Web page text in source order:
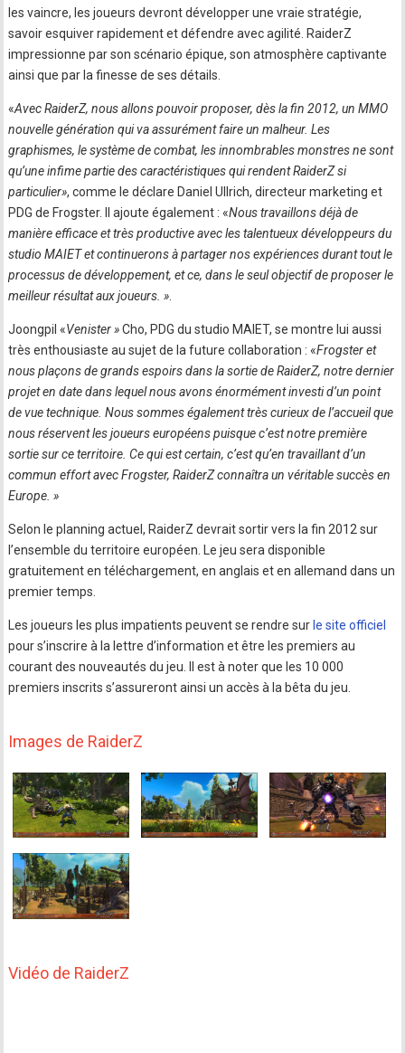
les vaincre, les joueurs devront développer une vraie stratégie,
savoir esquiver rapidement et défendre avec agilité. RaiderZ
impressionne par son scénario épique, son atmosphère captivante
ainsi que par la finesse de ses détails.
«Avec RaiderZ, nous allons pouvoir proposer, dès la fin 2012, un MMO
nouvelle génération qui va assurément faire un malheur. Les
graphismes, le système de combat, les innombrables monstres ne sont
qu’une infime partie des caractéristiques qui rendent RaiderZ si
particulier», comme le déclare Daniel Ullrich, directeur marketing et
PDG de Frogster. Il ajoute également : «Nous travaillons déjà de
manière efficace et très productive avec les talentueux développeurs du
studio MAIET et continuerons à partager nos expériences durant tout le
processus de développement, et ce, dans le seul objectif de proposer le
meilleur résultat aux joueurs. »
Joongpil «Venister »Cho, PDG du studio MAIET, se montre lui aussi
très enthousiaste au sujet de la future collaboration : «Frogster et
nous plaçons de grands espoirs dans la sortie de RaiderZ, notre dernier
projet en date dans lequel nous avons énormément investi d’un point
de vue technique. Nous sommes également très curieux de l’accueil que
nous réservent les joueurs européens puisque c’est notre première
sortie sur ce territoire. Ce qui est certain, c’est qu’en travaillant d’un
commun effort avec Frogster, RaiderZ connaîtra un véritable succès en
Europe. »
Selon le planning actuel, RaiderZ devrait sortir vers la fin 2012 sur
l’ensemble du territoire européen. Le jeu sera disponible
gratuitement en téléchargement, en anglais et en allemand dans un
premier temps.
Les joueurs les plus impatients peuvent se rendre sur le site officiel
pour s’inscrire à la lettre d’information et être les premiers au
courant des nouveautés du jeu. Il est à noter que les 10 000
premiers inscrits s’assureront ainsi un accès à la bêta du jeu.
Images de RaiderZ
Vidéo de RaiderZ